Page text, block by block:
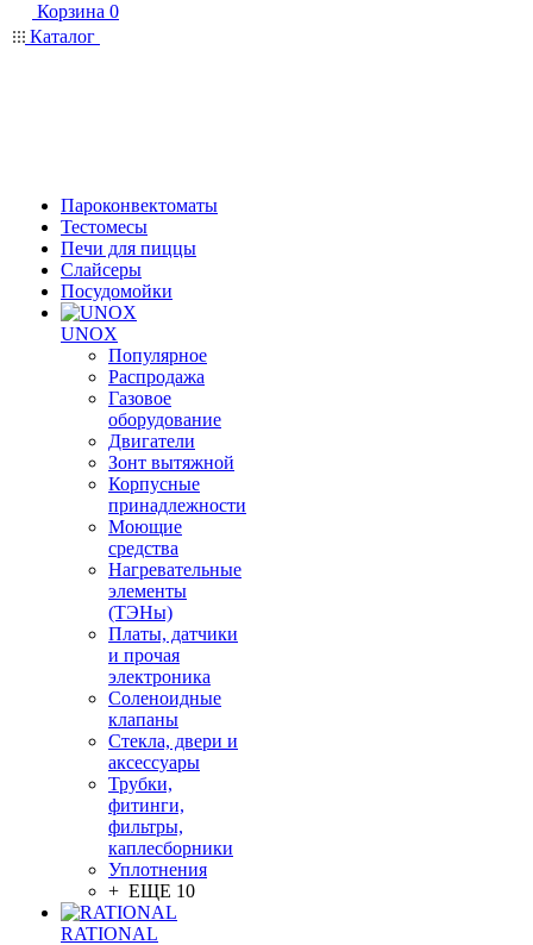
Корзина 0
Каталог
Пароконвектоматы
Тестомесы
Печи для пиццы
Слайсеры
Посудомойки
UNOX
Популярное
Распродажа
Газовое
оборудование
Двигатели
Зонт вытяжной
Корпусные
принадлежности
Моющие
средства
Нагревательные
элементы
(ТЭНы)
Платы, датчики
и прочая
электроника
Соленоидные
клапаны
Стекла, двери и
аксессуары
Трубки,
фитинги,
фильтры,
каплесборники
Уплотнения
+ ЕЩЕ 10
RATIONAL